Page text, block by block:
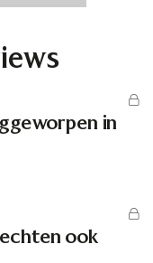
in
ook